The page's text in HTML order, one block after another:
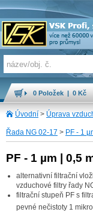
0 Položek | 0 Kč
Úvodní > Úprava
Řada NG 02-17 > PF - 1
PF - 1 µm | 0,5
alternativní filtrační
vzduchové filtry řady
filtrační stupeň PF s
pevné nečistoty 1